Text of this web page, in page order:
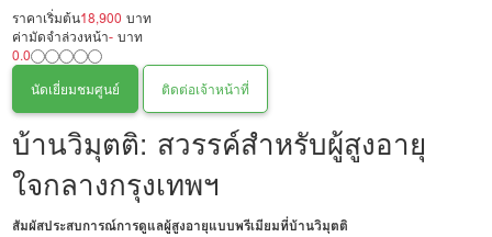
ราคาเริ่มต้น18,900 บาท
ค่ามัดจำล่วงหน้า- บาท
0.0
นัดเยี่ยมชมศูนย์
ติดต่อเจ้าหน้าที่
บ้านวิมุตติ: สวรรค์สำหรับผู้สูงอายุ
ใจกลางกรุงเทพฯ
สัมผัสประสบการณ์การดูแลผู้สูงอายุแบบพรีเมียมที่บ้านวิมุตติ